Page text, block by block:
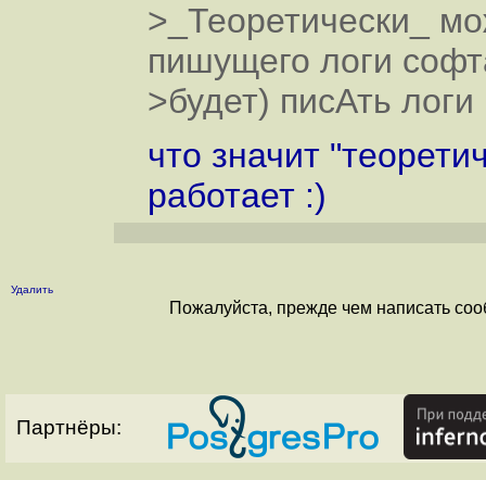
>_Теоретически_
пишущего логи
>будет) писАть
что значит
работает :)
Удалить
Пожалуйста, прежде чем написать
Партнёры: